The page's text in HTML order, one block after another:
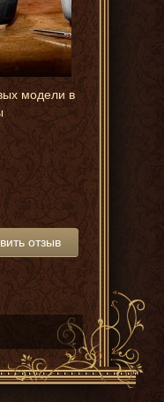
модели в
отзыв